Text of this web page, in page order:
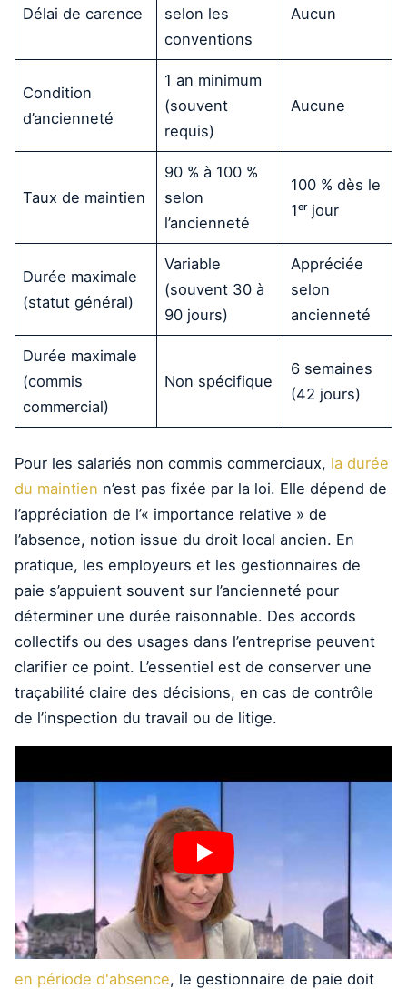
Délai de carence
selon les
conventions
Aucun
Condition
d’ancienneté
1 an minimum
(souvent
requis)
Aucune
Taux de maintien
90 % à 100 %
selon
l’ancienneté
100 % dès le
1ᵉʳ jour
Durée maximale
(statut général)
Variable
(souvent 30 à
90 jours)
Appréciée
selon
ancienneté
Durée maximale
(commis
commercial)
Non spécifique
6 semaines
(42 jours)
Pour les salariés non commis commerciaux, la durée
du maintien n’est pas fixée par la loi. Elle dépend de
l’appréciation de l’« importance relative » de
l’absence, notion issue du droit local ancien. En
pratique, les employeurs et les gestionnaires de
paie s’appuient souvent sur l’ancienneté pour
déterminer une durée raisonnable. Des accords
collectifs ou des usages dans l’entreprise peuvent
clarifier ce point. L’essentiel est de conserver une
traçabilité claire des décisions, en cas de contrôle
de l’inspection du travail ou de litige.
en période d'absence, le gestionnaire de paie doit